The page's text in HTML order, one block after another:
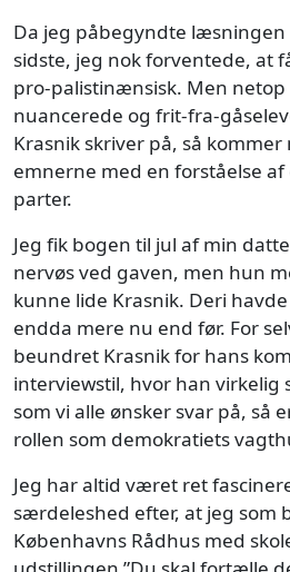
Da jeg påbegyndte
sidste, jeg nok forventede, at
pro-palistinænsisk. Men
nuancerede og frit-fra-
Krasnik skriver på, så
emnerne med en forståelse
parter.
Jeg fik bogen til jul af min
nervøs ved gaven, men hun
kunne lide Krasnik. Deri
endda mere nu end før. For
beundret Krasnik for hans
interviewstil, hvor han virkelig
som vi alle ønsker svar på, så
rollen som demokratiets
Jeg har altid været ret
særdeleshed efter, at jeg som
Københavns Rådhus med